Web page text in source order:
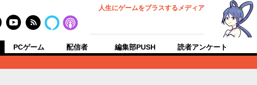
人生にゲームをプラスするメディア
PCゲーム 配信者 編集部PUSH 読者アンケート